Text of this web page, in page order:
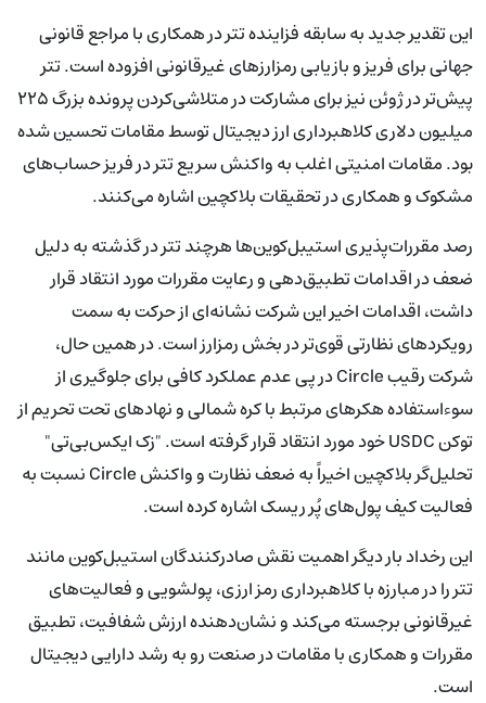
این تقدیر جدید به سابقه فزاینده تتر در همکاری با مراجع قانونی
جهانی برای فریز و بازیابی رمزارزهای غیرقانونی افزوده است. تتر
پیش‌تر در ژوئن نیز برای مشارکت در متلاشی‌کردن پرونده بزرگ ۲۲۵
میلیون دلاری کلاهبرداری ارز دیجیتال توسط مقامات تحسین شده
بود. مقامات امنیتی اغلب به واکنش سریع تتر در فریز حساب‌های
مشکوک و همکاری در تحقیقات بلاکچین اشاره می‌کنند.
رصد مقررات‌پذیری استیبل‌کوین‌ها هرچند تتر در گذشته به دلیل
ضعف در اقدامات تطبیق‌دهی و رعایت مقررات مورد انتقاد قرار
داشت، اقدامات اخیر این شرکت نشانه‌ای از حرکت به سمت
رویکردهای نظارتی قوی‌تر در بخش رمزارز است. در همین حال،
شرکت رقیب Circle در پی عدم عملکرد کافی برای جلوگیری از
سوءاستفاده هکرهای مرتبط با کره شمالی و نهادهای تحت تحریم از
توکن USDC خود مورد انتقاد قرار گرفته است. "زک ایکس‌بی‌تی"
تحلیل‌گر بلاکچین اخیراً به ضعف نظارت و واکنش Circle نسبت به
فعالیت کیف پول‌های پُر ریسک اشاره کرده است.
این رخداد بار دیگر اهمیت نقش صادرکنندگان استیبل‌کوین مانند
تتر را در مبارزه با کلاهبرداری رمز ارزی، پولشویی و فعالیت‌های
غیرقانونی برجسته می‌کند و نشان‌دهنده ارزش شفافیت، تطبیق
مقررات و همکاری با مقامات در صنعت رو به رشد دارایی دیجیتال
است.